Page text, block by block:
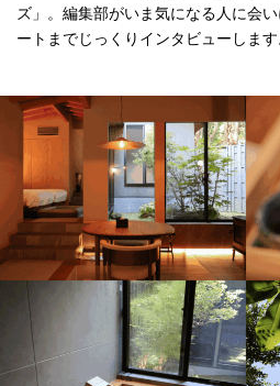
ズ」。編集部がいま気になる人に会
ートまでじっくりインタビューします